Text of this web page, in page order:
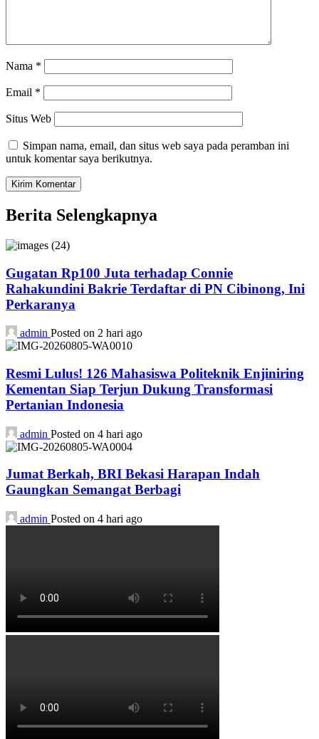
Nama *
Email *
Situs Web
Simpan nama, email, dan situs web saya pada peramban ini
untuk komentar saya berikutnya.
Berita Selengkapnya
Gugatan Rp100 Juta terhadap Connie
Rahakundini Bakrie Terdaftar di PN Cibinong, Ini
Perkaranya
admin Posted on 2 hari ago
Resmi Lulus! 126 Mahasiswa Politeknik Enjiniring
Kementan Siap Terjun Dukung Transformasi
Pertanian Indonesia
admin Posted on 4 hari ago
Jumat Berkah, BRI Bekasi Harapan Indah
Gaungkan Semangat Berbagi
admin Posted on 4 hari ago